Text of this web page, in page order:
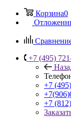
Корзина0
+7 (495)
+7
+7